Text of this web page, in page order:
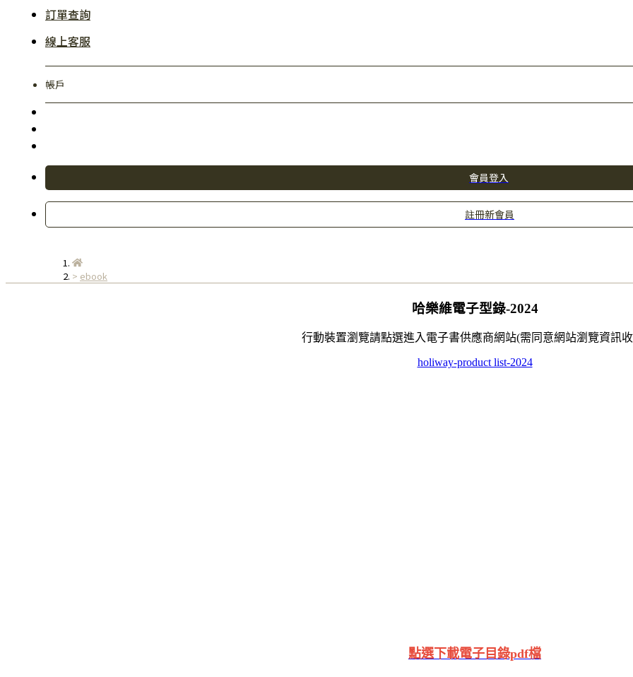
訂單查詢
線上客服
帳戶
會員登入
註冊新會員
ebook
哈樂維電子型錄-2024
行動裝置瀏覽請點選進入電子書供應商網站(需同意網站瀏覽資訊
holiway-product list-2024
點選下載電子目錄pdf檔